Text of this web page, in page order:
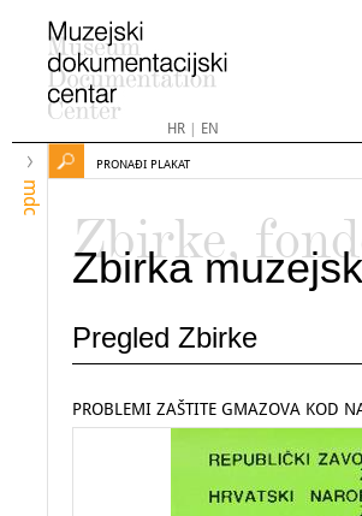
HR| EN
mdc
PRONAĐI PLAKAT
Zbirke,
Zbirka
Pregled Zbirke
PROBLEMI ZAŠTITE GMAZOVA KOD